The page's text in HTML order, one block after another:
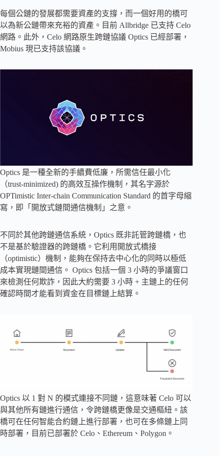
每個公鏈的發展都需要資產的支撐，而一個好用的橋可
以為新公鏈帶來充裕的資產。目前 Allbridge 已支持 Celo
網路。此外，Celo 網路原生跨鏈協議 Optics 已經部署，
Mobius 現已支持該協議。
Optics 是一種全新的手續費低廉，所需信任最小化
（trust-minimized) 的高效互操作機制，其名字源於
OPTimistic Inter-chain Communication Standard 的首字母縮
寫，即「開放式鏈間通信機制」之意。
不同於其他跨鏈通信系統，Optics 既非託管跨鏈橋，也
不是基於驗證器的跨鏈橋。它利用開放式橋接
（optimistic）機制，能夠在保持去中心化的同時以極低
成本實現鏈間通信。 Optics 包括一個 3 小時的爭議窗口
來檢測任何欺詐，因此大約需要 3 小時 + 主鏈上的任何
確認時間才能看到資金在目標鏈上結算。
Optics 以 1 對 N 的模式連接不同鏈，這意味著 Celo 可以
與其他所有鏈進行通信，令跨鏈橋更像是交通樞紐。該
橋可在任何智能合約鏈上進行部署，也可在多條鏈上同
時部署，目前已部署於 Celo、Ethereum、Polygon。